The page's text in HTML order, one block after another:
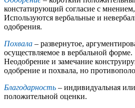
констатирующий согласие с
Используются вербальные и
одобрения.
Похвала – развернутое,
осуществляемое в вербальной форме.
Неодобрение и замечание
одобрение и похвала, но
Благодарность – индивидуальная
положительной оценки.